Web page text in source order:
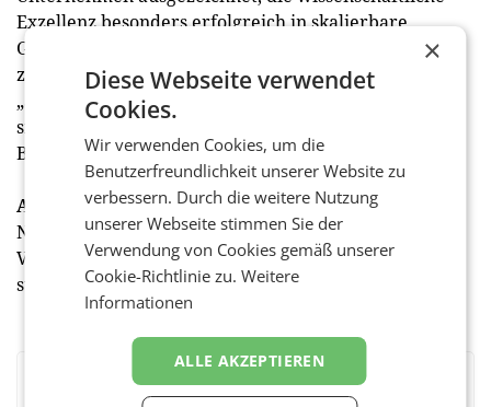
Exzellenz besonders erfolgreich in skalierbare
Geschäftsmodelle überführen. Dabei konnten sich
zwei Spin-offs der TU Wien durchsetzen: Den Titel
„Scale-up des Jahres“ in der Kategorie Spin-off
sicherte sich UpNano, als „Rising Star des Jahres“ im
Bereich Spin-off wurde factorymaker ausgezeichnet.
Ausblick
Nach dem Award ist vor dem Award: Die
Vorregistrierung für den EY Scale-up Award 2027
startet ab sofort unterwww.scaleup-award.com
BEWERTEN SIE DIESEN ARTIKEL
×
Diese Webseite verwendet
Cookies.
Wir verwenden Cookies, um die
Benutzerfreundlichkeit unserer Website zu
verbessern. Durch die weitere Nutzung
unserer Webseite stimmen Sie der
Verwendung von Cookies gemäß unserer
Cookie-Richtlinie zu.Weitere
Informationen
ALLE AKZEPTIEREN